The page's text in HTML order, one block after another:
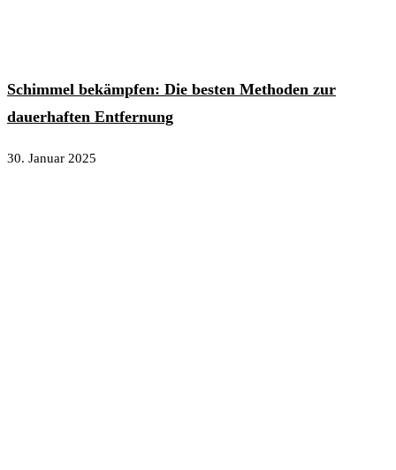
Schimmel bekämpfen: Die besten Methoden zur
dauerhaften Entfernung
30. Januar 2025